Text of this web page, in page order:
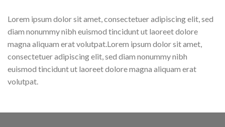
Lorem ipsum dolor sit amet, consectetuer adipiscing elit, sed
diam nonummy nibh euismod tincidunt ut laoreet dolore
magna aliquam erat volutpat.Lorem ipsum dolor sit amet,
consectetuer adipiscing elit, sed diam nonummy nibh
euismod tincidunt ut laoreet dolore magna aliquam erat
volutpat.